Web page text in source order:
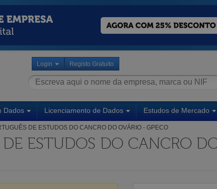
Login Registo Gratuito
Dados Licenciamento de Dados Estudos de Mercado
DE ESTUDOS DO CANCRO DO OVÁRIO - GPECO
DE ESTUDOS DO CANCRO